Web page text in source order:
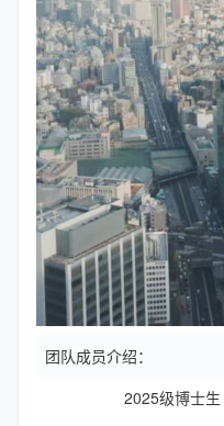
团队成员介绍：
2025级博士生